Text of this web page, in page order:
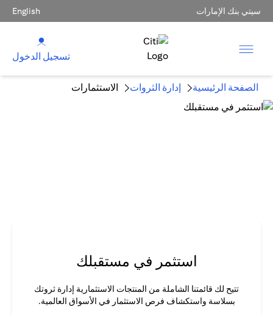
سيتي بنك الإمارات English
تسجيل الدخول
الصفحة الرئيسية إدارة الثروات الاستثمارات
استثمر في مستقبلك
تتيح لك قائمتنا الشاملة من المنتجات الاستثمارية إدارة ثروتك
بسلاسة واستكشاف فرص الاستثمار في الأسواق العالمية.